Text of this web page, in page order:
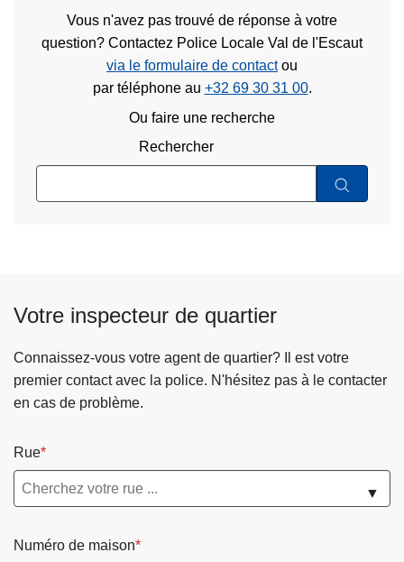
Vous n'avez pas trouvé de réponse à votre
question? Contactez Police Locale Val de l'Escaut
via le formulaire de contactou
par téléphone au +32 69 30 31 00.
Ou faire une recherche
Rechercher
Votre inspecteur de quartier
Connaissez-vous votre agent de quartier? Il est votre
premier contact avec la police. N'hésitez pas à le contacter
en cas de problème.
Rue
▼
Numéro de maison